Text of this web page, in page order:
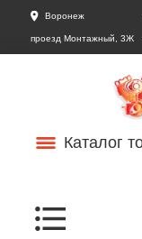
Воронеж
проезд Монтажный, 3Ж
Каталог